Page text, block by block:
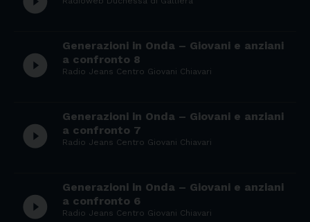
play_circle_filled
Generazioni in Onda – Giovani e anziani
a confronto 8
Radio Jeans Centro Giovani Chiavari
play_circle_filled
Generazioni in Onda – Giovani e anziani
a confronto 7
Radio Jeans Centro Giovani Chiavari
play_circle_filled
Generazioni in Onda – Giovani e anziani
a confronto 6
Radio Jeans Centro Giovani Chiavari